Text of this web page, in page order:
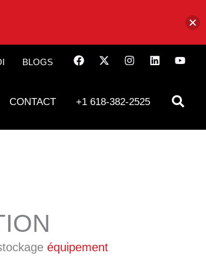
BLOGS
CONTACT +1 618-382-2525
équipement